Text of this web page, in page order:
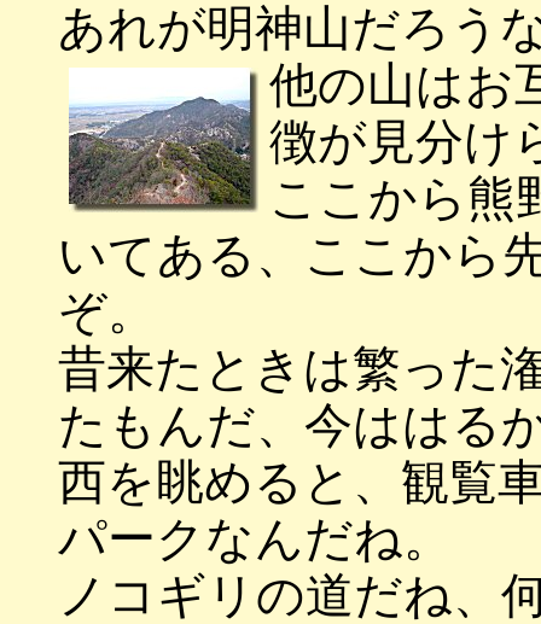
あれが明神山だろう
他の山はお
徴が見分け
ここから熊
いてある、ここから
ぞ。
昔来たときは繁った
たもんだ、今ははる
西を眺めると、観覧
パークなんだね。
ノコギリの道だね、